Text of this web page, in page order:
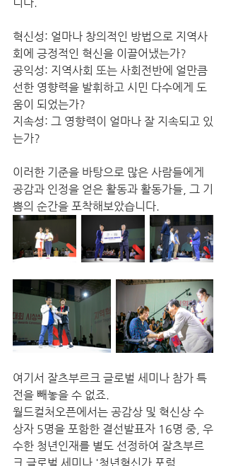
혁신성: 얼마나 창의적인 방법으로 지역사
회에 긍정적인 혁신을 이끌어냈는가?
공익성: 지역사회 또는 사회전반에 얼만큼
선한 영향력을 발휘하고 시민 다수에게 도
움이 되었는가?
지속성: 그 영향력이 얼마나 잘 지속되고 있
는가?
이러한 기준을 바탕으로 많은 사람들에게
공감과 인정을 얻은 활동과 활동가들, 그 기
쁨의 순간을 포착해보았습니다.
여기서 잘츠부르크 글로벌 세미나 참가 특
전을 빼놓을 수 없죠.
월드컬처오픈에서는 공감상 및 혁신상 수
상자 5명을 포함한 결선발표자 16명 중, 우
수한 청년인재를 별도 선정하여 잘츠부르
크 글로벌 세미나 '청년혁신가 포럼